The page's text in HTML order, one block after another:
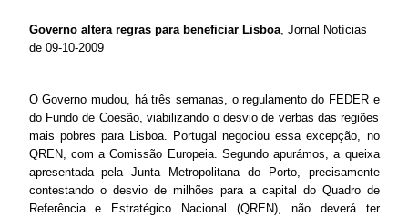
Governo altera regras para beneficiar Lisboa, Jornal Notícias
de 09-10-2009
O Governo mudou, há três semanas, o regulamento do FEDER e
do Fundo de Coesão, viabilizando o desvio de verbas das regiões
mais pobres para Lisboa. Portugal negociou essa excepção, no
QREN, com a Comissão Europeia. Segundo apurámos, a queixa
apresentada pela Junta Metropolitana do Porto, precisamente
contestando o desvio de milhões para a capital do Quadro de
Referência e Estratégico Nacional (QREN), não deverá ter